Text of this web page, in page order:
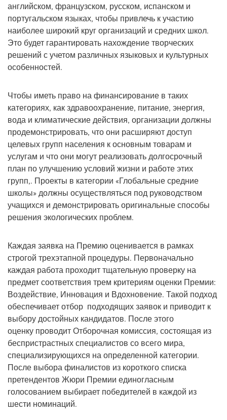
английском, французском, русском, испанском и
португальском языках, чтобы привлечь к участию
наиболее широкий круг организаций и средних школ.
Это будет гарантировать нахождение творческих
решений с учетом различных языковых и культурных
особенностей.
Чтобы иметь право на финансирование в таких
категориях, как здравоохранение, питание, энергия,
вода и климатические действия, организации должны
продемонстрировать, что они расширяют доступ
целевых групп населения к основным товарам и
услугам и что они могут реализовать долгосрочный
план по улучшению условий жизни и работе этих
групп,. Проекты в категории «Глобальные средние
школы» должны осуществляться под руководством
учащихся и демонстрировать оригинальные способы
решения экологических проблем.
Каждая заявка на Премию оценивается в рамках
строгой трехэтапной процедуры. Первоначально
каждая работа проходит тщательную проверку на
предмет соответствия трем критериям оценки Премии:
Воздействие, Инновация и Вдохновение. Такой подход
обеспечивает отбор подходящих заявок и приводит к
выбору достойных кандидатов. После этого
оценку проводит Отборочная комиссия, состоящая из
беспристрастных специалистов со всего мира,
специализирующихся на определенной категории.
После выбора финалистов из короткого списка
претендентов Жюри Премии единогласным
голосованием выбирает победителей в каждой из
шести номинаций.